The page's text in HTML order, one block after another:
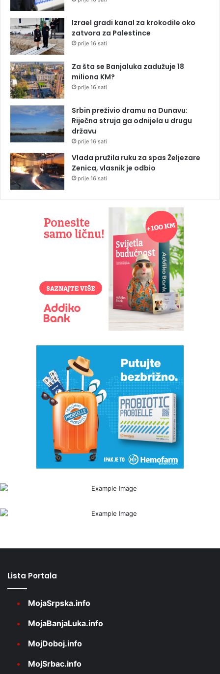
Izrael gradi kanal za krokodile oko
zatvora za Palestince
prije 16 sati
Za šta se Banjaluka zadužuje 18
miliona KM?
prije 16 sati
Srbin preživio dramu na Dunavu:
Riječna struja ga odnijela u drugu
državu
prije 16 sati
Vlada pružila ruku za spas Željezare
Zenica, vlasnik je odbio
prije 16 sati
Lista Portala
MojaSrpska.info
MojaBanjaLuka.info
MojDoboj.info
MojSrbac.info